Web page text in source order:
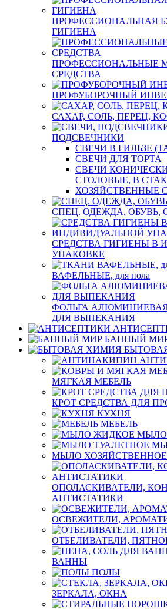
ПРОФЕССИОНАЛЬНАЯ
ГИГИЕНА
ПРОФЕССИОНАЛЬНЫЕ
СРЕДСТВА
ПРОФУБОРОЧНЫЙ
САХАР, СОЛЬ, ПЕРЕЦ,
ПОДСВЕЧНИКИ
СВЕЧИ В ГИЛЬЗЕ
СВЕЧИ ДЛЯ ТОРТА
СВЕЧИ
СТОЛОВЫЕ, В
ХОЗЯЙСТВЕННЫЕ
СПЕЦ. ОДЕЖДА, ОБУВЬ,
СРЕДСТВА ГИГИЕНЫ В
УПАКОВКЕ
ВАФЕЛЬНЫЕ, для пола
ФОЛЬГА
ДЛЯ ВЫПЕКАНИЯ
БАННЫЙ
МЯГКАЯ МЕБЕЛЬ
КРОТ СРЕДСТВА ДЛЯ
КУХНЯ
МЕБЕЛЬ
МЫЛО
МЫЛО ХОЗЯЙСТВЕННОЕ
ОПОЛАСКИВАТЕЛИ,
АНТИСТАТИКИ
ОСВЕЖИТЕЛИ,
ОТБЕЛИВАТЕЛИ,
ВАННЫ
ПОЛЫ
ЗЕРКАЛА, ОКНА